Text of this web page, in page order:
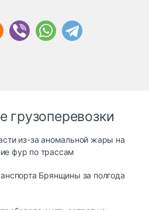
грузоперевозки
из-за аномальной жары на
фур по трассам
Брянщины за полгода